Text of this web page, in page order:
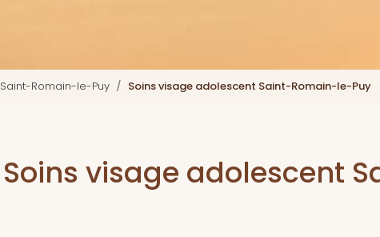
Saint-Romain-le-Puy Soins visage adolescent Saint-Romain-le-Puy
Soins visage adolescent